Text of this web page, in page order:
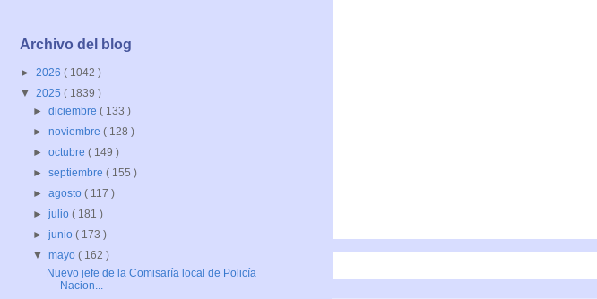
Archivo del blog
► 2026 ( 1042 )
▼ 2025 ( 1839 )
►diciembre( 133 )
►noviembre( 128 )
►octubre( 149 )
►septiembre( 155 )
►agosto( 117 )
►julio( 181 )
►junio( 173 )
▼mayo( 162 )
Nuevo jefe de la Comisaría local de Policía
Nacion...